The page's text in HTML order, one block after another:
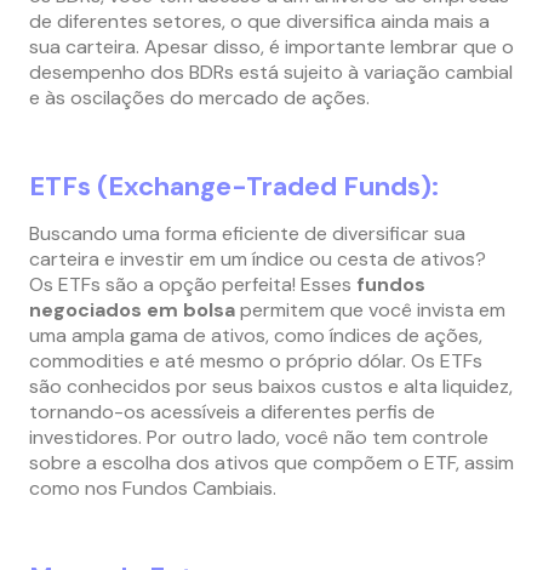
de diferentes setores, o que diversifica ainda mais a
sua carteira. Apesar disso, é importante lembrar que o
desempenho dos BDRs está sujeito à variação cambial
e às oscilações do mercado de ações.
ETFs (Exchange-Traded Funds):
Buscando uma forma eficiente de diversificar sua
carteira e investir em um índice ou cesta de ativos?
Os ETFs são a opção perfeita! Esses fundos
negociados em bolsapermitem que você invista em
uma ampla gama de ativos, como índices de ações,
commodities e até mesmo o próprio dólar. Os ETFs
são conhecidos por seus baixos custos e alta liquidez,
tornando-os acessíveis a diferentes perfis de
investidores. Por outro lado, você não tem controle
sobre a escolha dos ativos que compõem o ETF, assim
como nos Fundos Cambiais.